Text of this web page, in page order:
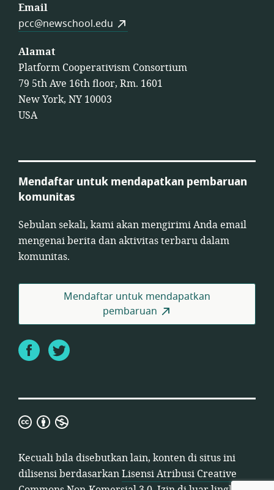
Email
pcc@newschool.edu
Alamat
Platform Cooperativism Consortium
79 5th Ave 16th floor, Rm. 1601
New York, NY 10003
USA
Mendaftar untuk mendapatkan pembaruan
komunitas
Sebulan sekali, kami akan mengirimi Anda email
mengenai berita dan aktivitas terbaru dalam
komunitas.
Mendaftar untuk mendapatkan
pembaruan
FacebookTwitter
Lisensi
Creative
Commons
Non-
Kecuali bila disebutkan lain, konten di situs ini
dilisensi berdasarkanLisensi Atribusi Creative